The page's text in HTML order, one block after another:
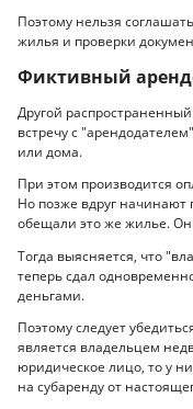
Поэтому нельзя
жилья и проверки
Фиктивный
Другой
встречу с
или дома.
При этом производится
Но позже вдруг начинают
обещали это же жилье.
Тогда выясняется, что
теперь сдал
деньгами.
Поэтому следует
является владельцем
юридическое лицо, то у
на субаренду от